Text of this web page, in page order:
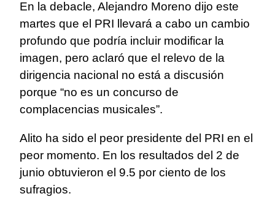
En la debacle, Alejandro Moreno dijo este
martes que el PRI llevará a cabo un cambio
profundo que podría incluir modificar la
imagen, pero aclaró que el relevo de la
dirigencia nacional no está a discusión
porque “no es un concurso de
complacencias musicales”.
Alito ha sido el peor presidente del PRI en el
peor momento. En los resultados del 2 de
junio obtuvieron el 9.5 por ciento de los
sufragios.